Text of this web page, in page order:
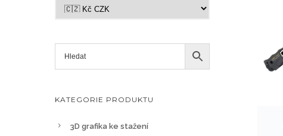
KATEGORIE PRODUKTU
3D grafika ke stažení